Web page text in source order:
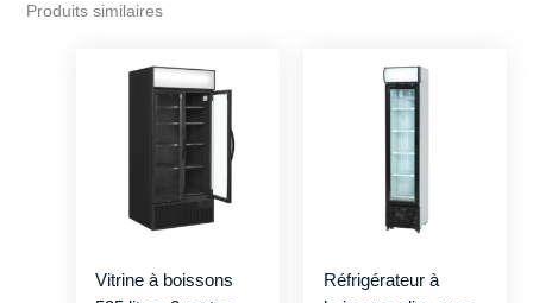
Produits similaires
Vitrine à boissons
Réfrigérateur à